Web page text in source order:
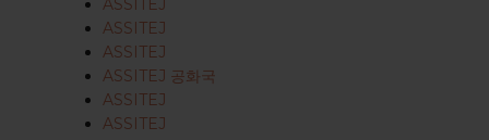
ASSITEJ
ASSITEJ
ASSITEJ
ASSITEJ 공화국
ASSITEJ
ASSITEJ